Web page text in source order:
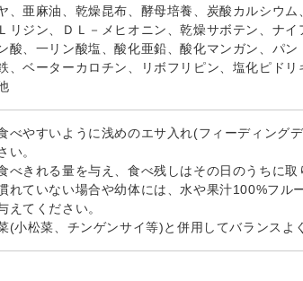
、亜麻油、乾燥昆布、酵母培養、炭酸カルシウ
リジン、ＤＬ－メヒオニン、乾燥サボテン、ナイ
酸、一リン酸塩、酸化亜鉛、酸化マンガン、パ
、ベーターカロチン、リボフリピン、塩化ピドリ
べやすいように浅めのエサ入れ(フィーディング
い。
べきれる量を与え、食べ残しはその日のうちに取
れていない場合や幼体には、水や果汁100%フル
えてください。
(小松菜、チンゲンサイ等)と併用してバランスよ